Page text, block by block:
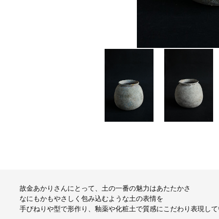
故金あかりさんにとって、土の一番の魅力はあたたかさ
なにもかもやさしく包み込むような土の表情を
手びねりや型で形作り、釉薬や化粧土で質感にこだわり表現し